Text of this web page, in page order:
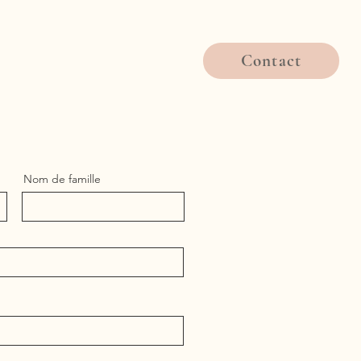
Contact
Nom de famille